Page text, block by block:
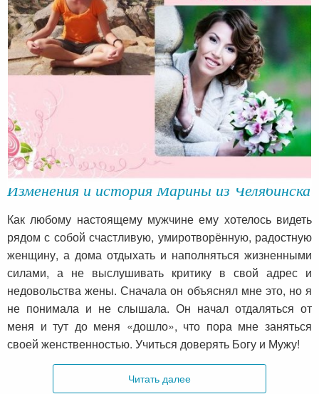
Изменения и история Марины из Челябинска
Как любому настоящему мужчине ему хотелось видеть
рядом с собой счастливую, умиротворённую, радостную
женщину, а дома отдыхать и наполняться жизненными
силами, а не выслушивать критику в свой адрес и
недовольства жены. Сначала он объяснял мне это, но я
не понимала и не слышала. Он начал отдаляться от
меня и тут до меня «дошло», что пора мне заняться
своей женственностью. Учиться доверять Богу и Мужу!
Читать далее